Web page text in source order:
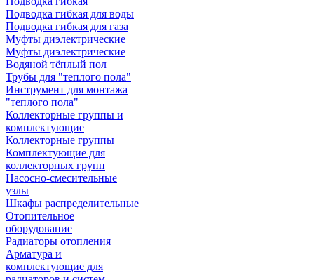
Подводка гибкая для воды
Подводка гибкая для газа
Муфты диэлектрические
Муфты диэлектрические
Водяной тёплый пол
Трубы для "теплого пола"
Инструмент для монтажа
"теплого пола"
Коллекторные группы и
комплектующие
Коллекторные группы
Комплектующие для
коллекторных групп
Насосно-смесительные
узлы
Шкафы распределительные
Отопительное
оборудование
Радиаторы отопления
Арматура и
комплектующие для